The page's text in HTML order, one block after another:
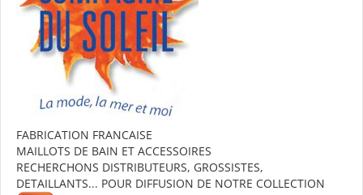
FABRICATION FRANCAISE
MAILLOTS DE BAIN ET ACCESSOIRES
RECHERCHONS DISTRIBUTEURS, GROSSISTES,
DETAILLANTS... POUR DIFFUSION DE NOTRE COLLECTION